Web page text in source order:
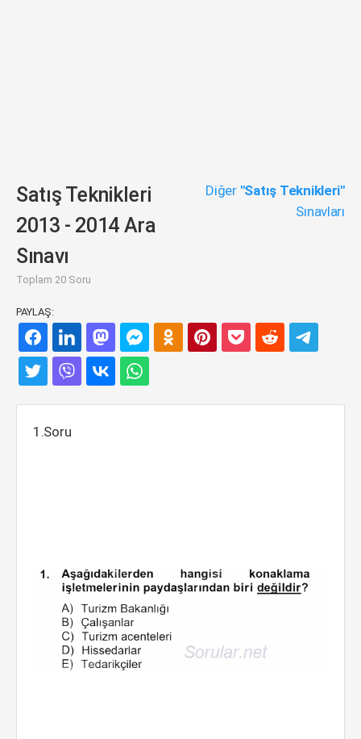
Satış Teknikleri
2013 - 2014 Ara
Sınavı
Toplam 20 Soru
Diğer "Satış Teknikleri"
Sınavları
PAYLAŞ:
1.Soru